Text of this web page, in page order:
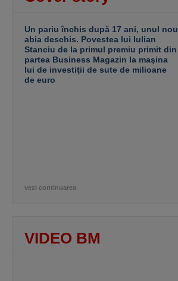
Un pariu închis după 17 ani, unul nou
abia deschis. Povestea lui Iulian
Stanciu de la primul premiu primit din
partea Business Magazin la maşina
lui de investiţii de sute de milioane
de euro
vezi continuarea
VIDEO BM